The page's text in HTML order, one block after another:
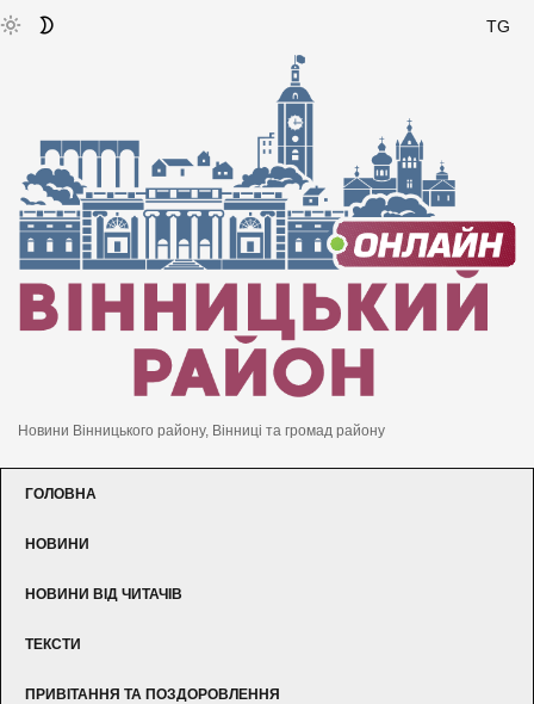
TG
Новини Вінницького району, Вінниці та громад району
ГОЛОВНА
НОВИНИ
НОВИНИ ВІД ЧИТАЧІВ
ТЕКСТИ
ПРИВІТАННЯ ТА ПОЗДОРОВЛЕННЯ